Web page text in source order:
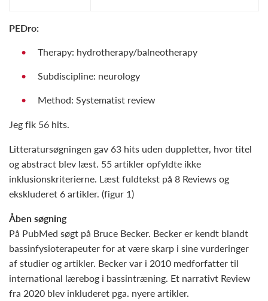
PEDro:
Therapy: hydrotherapy/balneotherapy
Subdiscipline: neurology
Method: Systematist review
Jeg fik 56 hits.
Litteratursøgningen gav 63 hits uden duppletter, hvor titel
og abstract blev læst. 55 artikler opfyldte ikke
inklusionskriterierne. Læst fuldtekst på 8 Reviews og
ekskluderet 6 artikler. (figur 1)
Åben søgning
På PubMed søgt på Bruce Becker. Becker er kendt blandt
bassinfysioterapeuter for at være skarp i sine vurderinger
af studier og artikler. Becker var i 2010 medforfatter til
international lærebog i bassintræning. Et narrativt Review
fra 2020 blev inkluderet pga. nyere artikler.